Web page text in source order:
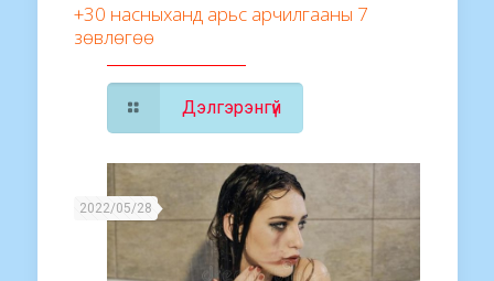
+30 насныханд арьс арчилгааны 7
зөвлөгөө
Дэлгэрэнгүй
2022/05/28